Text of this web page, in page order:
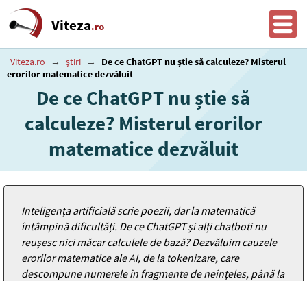
Viteza.ro
Viteza.ro → știri →
De ce ChatGPT nu știe să calculeze? Misterul
erorilor matematice dezvăluit
De ce ChatGPT nu știe să
calculeze? Misterul erorilor
matematice dezvăluit
Inteligența artificială scrie poezii, dar la matematică
întâmpină dificultăți. De ce ChatGPT și alți chatboti nu
reușesc nici măcar calculele de bază? Dezvăluim cauzele
erorilor matematice ale AI, de la tokenizare, care
descompune numerele în fragmente de neînțeles, până la